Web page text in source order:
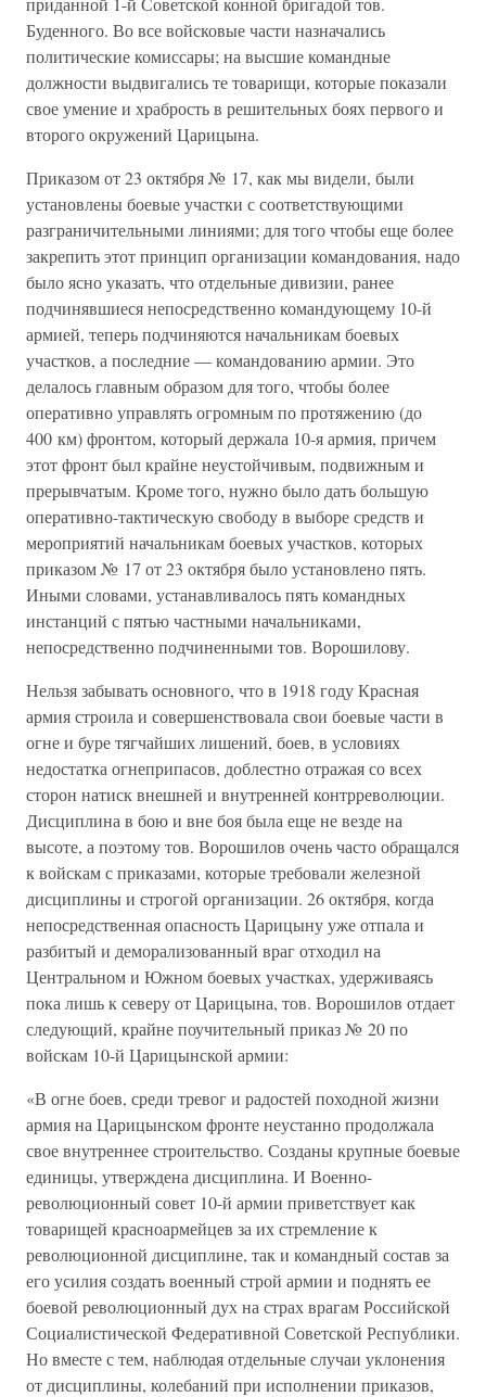
Буденного. Во все войсковые части назначались
политические комиссары; на высшие командные
должности выдвигались те товарищи, которые показали
свое умение и храбрость в решительных боях первого и
второго окружений Царицына.
Приказом от 23 октября № 17, как мы видели, были
установлены боевые участки с соответствующими
разграничительными линиями; для того чтобы еще более
закрепить этот принцип организации командования, надо
было ясно указать, что отдельные дивизии, ранее
подчинявшиеся непосредственно командующему 10-й
армией, теперь подчиняются начальникам боевых
участков, а последние — командованию армии. Это
делалось главным образом для того, чтобы более
оперативно управлять огромным по протяжению (до
400 км) фронтом, который держала 10-я армия, причем
этот фронт был крайне неустойчивым, подвижным и
прерывчатым. Кроме того, нужно было дать большую
оперативно-тактическую свободу в выборе средств и
мероприятий начальникам боевых участков, которых
приказом № 17 от 23 октября было установлено пять.
Иными словами, устанавливалось пять командных
инстанций с пятью частными начальниками,
непосредственно подчиненными тов. Ворошилову.
Нельзя забывать основного, что в 1918 году Красная
армия строила и совершенствовала свои боевые части в
огне и буре тягчайших лишений, боев, в условиях
недостатка огнеприпасов, доблестно отражая со всех
сторон натиск внешней и внутренней контрреволюции.
Дисциплина в бою и вне боя была еще не везде на
высоте, а поэтому тов. Ворошилов очень часто обращался
к войскам с приказами, которые требовали железной
дисциплины и строгой организации. 26 октября, когда
непосредственная опасность Царицыну уже отпала и
разбитый и деморализованный враг отходил на
Центральном и Южном боевых участках, удерживаясь
пока лишь к северу от Царицына, тов. Ворошилов отдает
следующий, крайне поучительный приказ № 20 по
войскам 10-й Царицынской армии:
«В огне боев, среди тревог и радостей походной жизни
армия на Царицынском фронте неустанно продолжала
свое внутреннее строительство. Созданы крупные боевые
единицы, утверждена дисциплина. И Военно-
революционный совет 10-й армии приветствует как
товарищей красноармейцев за их стремление к
революционной дисциплине, так и командный состав за
его усилия создать военный строй армии и поднять ее
боевой революционный дух на страх врагам Российской
Социалистической Федеративной Советской Республики.
Но вместе с тем, наблюдая отдельные случаи уклонения
от дисциплины, колебаний при исполнении приказов,